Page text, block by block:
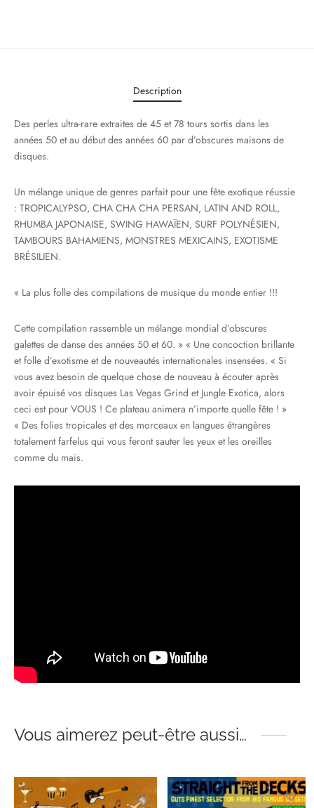
Description
Des perles ultra-rare extraites de 45 et 78 tours sortis dans les
années 50 et au début des années 60 par d’obscures maisons de
disques.
Un mélange unique de genres parfait pour une fête exotique réussie
: TROPICALYPSO, CHA CHA CHA PERSAN, LATIN AND ROLL,
RHUMBA JAPONAISE, SWING HAWAÏEN, SURF POLYNÉSIEN,
TAMBOURS BAHAMIENS, MONSTRES MEXICAINS, EXOTISME
BRÉSILIEN.
« La plus folle des compilations de musique du monde entier !!!
Cette compilation rassemble un mélange mondial d’obscures
galettes de danse des années 50 et 60. » « Une concoction brillante
et folle d’exotisme et de nouveautés internationales insensées. « Si
vous avez besoin de quelque chose de nouveau à écouter après
avoir épuisé vos disques Las Vegas Grind et Jungle Exotica, alors
ceci est pour VOUS ! Ce plateau animera n’importe quelle fête ! »
« Des folies tropicales et des morceaux en langues étrangères
totalement farfelus qui vous feront sauter les yeux et les oreilles
comme du maïs.
Vous aimerez peut-être aussi…